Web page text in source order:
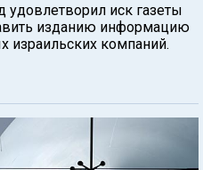
удовлетворил иск газеты
изданию информацию
израильских компаний.